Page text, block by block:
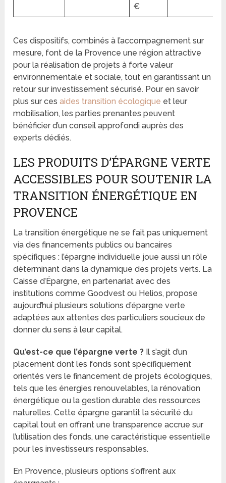
€
Ces dispositifs, combinés à l’accompagnement sur
mesure, font de la Provence une région attractive
pour la réalisation de projets à forte valeur
environnementale et sociale, tout en garantissant un
retour sur investissement sécurisé. Pour en savoir
plus sur cesaides transition écologique et leur
mobilisation, les parties prenantes peuvent
bénéficier d’un conseil approfondi auprès des
experts dédiés.
LES PRODUITS D’ÉPARGNE VERTE
ACCESSIBLES POUR SOUTENIR LA
TRANSITION ÉNERGÉTIQUE EN
PROVENCE
La transition énergétique ne se fait pas uniquement
via des financements publics ou bancaires
spécifiques : l’épargne individuelle joue aussi un rôle
déterminant dans la dynamique des projets verts. La
Caisse d’Épargne, en partenariat avec des
institutions comme Goodvest ou Helios, propose
aujourd’hui plusieurs solutions d’épargne verte
adaptées aux attentes des particuliers soucieux de
donner du sens à leur capital.
Qu’est-ce que l’épargne verte ? Il s’agit d’un
placement dont les fonds sont spécifiquement
orientés vers le financement de projets écologiques,
tels que les énergies renouvelables, la rénovation
énergétique ou la gestion durable des ressources
naturelles. Cette épargne garantit la sécurité du
capital tout en offrant une transparence accrue sur
l’utilisation des fonds, une caractéristique essentielle
pour les investisseurs responsables.
En Provence, plusieurs options s’offrent aux